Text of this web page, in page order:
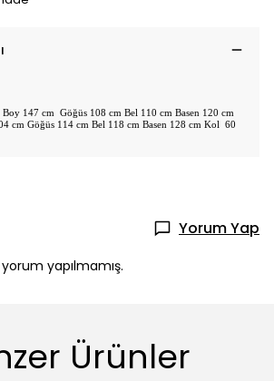
147 cm Göğüs 108 cm Bel 110 cm Basen 120 cm
cm Göğüs 114 cm Bel 118 cm Basen 128 cm Kol 60
Yorum Yap
yapılmamış.
Ürünler